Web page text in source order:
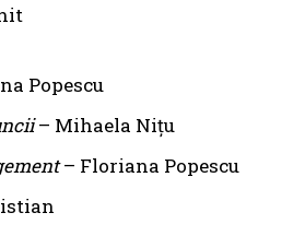
Popescu
– Mihaela Nițu
– Floriana Popescu